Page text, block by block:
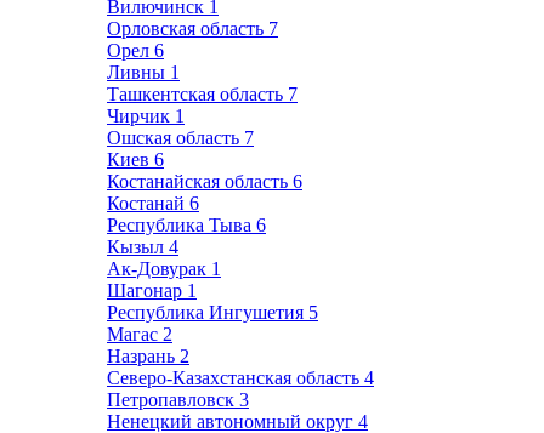
Вилючинск 1
Орловская область 7
Орел 6
Ливны 1
Ташкентская область 7
Чирчик 1
Ошская область 7
Киев 6
Костанайская область 6
Костанай 6
Республика Тыва 6
Кызыл 4
Ак-Довурак 1
Шагонар 1
Республика Ингушетия 5
Магас 2
Назрань 2
Северо-Казахстанская область 4
Петропавловск 3
Ненецкий автономный округ 4